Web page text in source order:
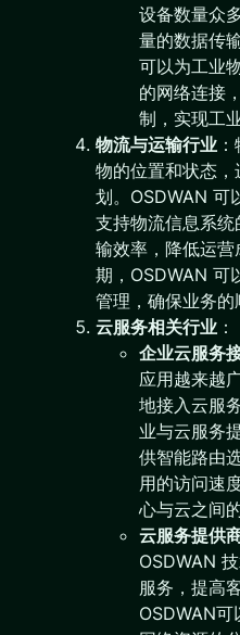
设备数量众
量的数据传
可以为工业
的网络连接
制，实现工
物流与运输行业
物的位置和状态
划。OSDWAN 可
支持物流信息系
输效率，降低运
期，OSDWAN 可
管理，确保业务的
云服务相关行业 ：
企业云服务
应用越来越
地接入云服
业与云服务
供智能路由
用的访问速
心与云之间
云服务提供
OSDWAN
服务，提高
OSDWAN